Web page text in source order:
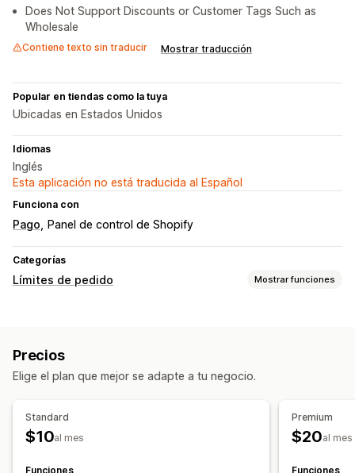
Does Not Support Discounts or Customer Tags Such as
Wholesale
Contiene texto sin traducir Mostrar traducción
Popular en tiendas como la tuya
Ubicadas en Estados Unidos
Idiomas
Inglés
Esta aplicación no está traducida al Español
Funciona con
Pago Panel de control de Shopify
Categorías
Límites de pedido Mostrar funciones
Basado en el peso
Por colección Etiquetas de clientes
Alertas de carrito
Mensajes personalizados
Precios
Elige el plan que mejor se adapte a tu negocio.
Standard
$10al mes
Funciones
Premium
$20al mes
Funciones